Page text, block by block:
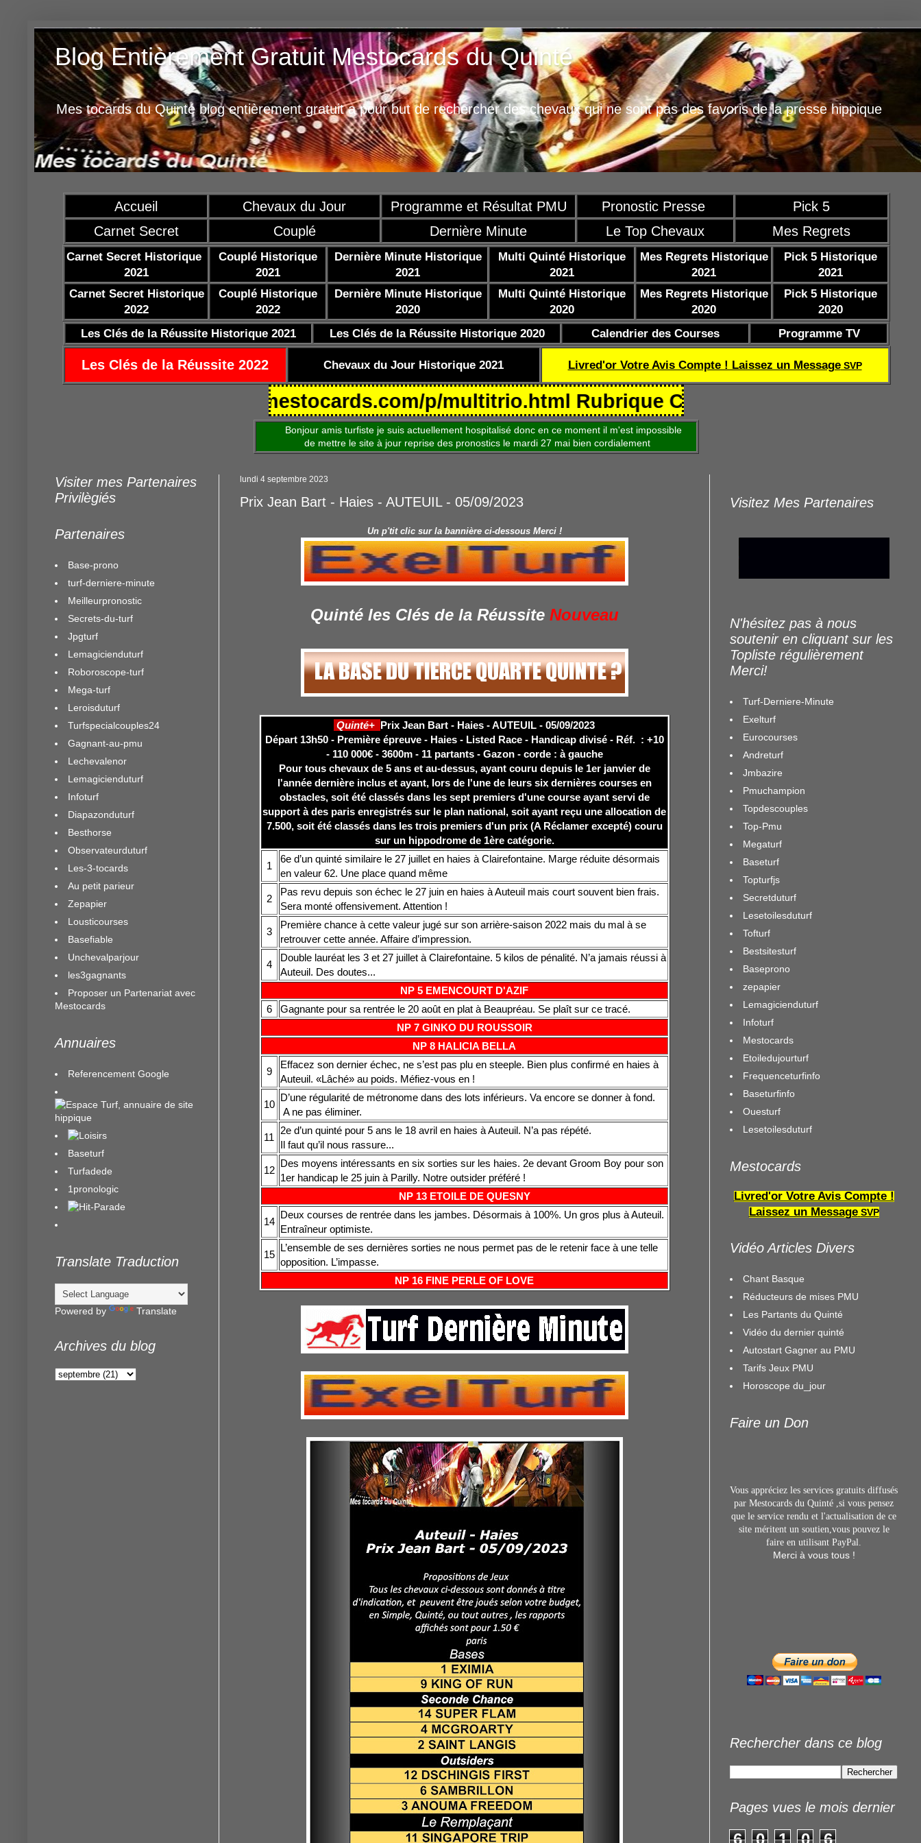
Blog Entièrement Gratuit Mestocards du Quinté
Mes tocards du Quinté blog entièrement gratuit a pour but de rechercher des chevaux qui ne sont pas des favoris de la presse hippique
Accueil Chevaux du Jour Programme et Résultat PMU Pronostic Presse
Pick 5
Carnet Secret
Couplé Dernière Minute Le Top Chevaux Mes Regrets
Carnet Secret Historique
2021
Couplé Historique
2021
Dernière Minute Historique
2021
Multi Quinté Historique
2021
Mes Regrets Historique
2021
Pick 5 Historique
2021
Carnet Secret Historique
2022
Couplé Historique
2022
Dernière Minute Historique
2020
Multi Quinté Historique
2020
Mes Regrets Historique
2020
Pick 5 Historique
2020
Les Clés de la Réussite Historique 2021
Les Clés de la Réussite Historique 2020 Calendrier des Courses Programme TV
Les Clés de la Réussite 2022 Chevaux du Jour Historique 2021 Livred'or Votre Avis Compte ! Laissez un MessageSVP
10/2021 https://www.mestocards.com/p/multitrio.html Rubrique Coef de réussite TQOQD 24
Bonjour amis turfiste je suis actuellement hospitalisé donc en ce moment il m'est impossible
de mettre le site à jour reprise des pronostics le mardi 27 mai bien cordialement
lundi 4 septembre 2023
Prix Jean Bart - Haies - AUTEUIL - 05/09/2023
Un p'tit clic sur la bannière ci-dessous Merci !
Quinté les Clés de la Réussite Nouveau
Quinté+ Prix Jean Bart - Haies - AUTEUIL - 05/09/2023
Départ 13h50 - Première épreuve - Haies - Listed Race - Handicap divisé - Réf. : +10
- 110 000€ - 3600m - 11 partants - Gazon - corde : à gauche
Pour tous chevaux de 5 ans et au-dessus, ayant couru depuis le 1er janvier de
l'année dernière inclus et ayant, lors de l'une de leurs six dernières courses en
obstacles, soit été classés dans les sept premiers d'une course ayant servi de
support à des paris enregistrés sur le plan national, soit ayant reçu une allocation de
7.500, soit été classés dans les trois premiers d'un prix (A Réclamer excepté) couru
sur un hippodrome de 1ère catégorie.
1
6e d’un quinté similaire le 27 juillet en haies à Clairefontaine. Marge réduite désormais
en valeur 62. Une place quand même
2
Pas revu depuis son échec le 27 juin en haies à Auteuil mais court souvent bien frais.
Sera monté offensivement. Attention !
3
Première chance à cette valeur jugé sur son arrière-saison 2022 mais du mal à se
retrouver cette année. Affaire d’impression.
4
Double lauréat les 3 et 27 juillet à Clairefontaine. 5 kilos de pénalité. N’a jamais réussi à
Auteuil. Des doutes...
NP 5 EMENCOURT D'AZIF
6
Gagnante pour sa rentrée le 20 août en plat à Beaupréau. Se plaît sur ce tracé.
NP 7 GINKO DU ROUSSOIR
NP 8 HALICIA BELLA
9
Effacez son dernier échec, ne s’est pas plu en steeple. Bien plus confirmé en haies à
Auteuil. «Lâché» au poids. Méfiez-vous en !
10
D’une régularité de métronome dans des lots inférieurs. Va encore se donner à fond.
A ne pas éliminer.
11
2e d’un quinté pour 5 ans le 18 avril en haies à Auteuil. N’a pas répété.
Il faut qu’il nous rassure...
12
Des moyens intéressants en six sorties sur les haies. 2e devant Groom Boy pour son
1er handicap le 25 juin à Parilly. Notre outsider préféré !
NP 13 ETOILE DE QUESNY
14
Deux courses de rentrée dans les jambes. Désormais à 100%. Un gros plus à Auteuil.
Entraîneur optimiste.
15
L’ensemble de ses dernières sorties ne nous permet pas de le retenir face à une telle
opposition. L’impasse.
NP 16 FINE PERLE OF LOVE
Visiter mes Partenaires
Privilègiés
Partenaires
Base-prono
turf-derniere-minute
Meilleurpronostic
Secrets-du-turf
Jpgturf
Lemagicienduturf
Roboroscope-turf
Mega-turf
Leroisduturf
Turfspecialcouples24
Gagnant-au-pmu
Lechevalenor
Lemagicienduturf
Infoturf
Diapazonduturf
Besthorse
Observateurduturf
Les-3-tocards
Au petit parieur
Zepapier
Lousticourses
Basefiable
Unchevalparjour
les3gagnants
Proposer un Partenariat avec
Mestocards
Annuaires
Referencement Google
Baseturf
Turfadede
1pronologic
Translate Traduction
Powered by Translate
Archives du blog
Visitez Mes Partenaires
N'hésitez pas à nous
soutenir en cliquant sur les
Topliste régulièrement
Merci!
Turf-Derniere-Minute
Exelturf
Eurocourses
Andreturf
Jmbazire
Pmuchampion
Topdescouples
Top-Pmu
Megaturf
Baseturf
Topturfjs
Secretduturf
Lesetoilesduturf
Tofturf
Bestsitesturf
Baseprono
zepapier
Lemagicienduturf
Infoturf
Mestocards
Etoiledujourturf
Frequenceturfinfo
Baseturfinfo
Ouesturf
Lesetoilesduturf
Mestocards
Livred'or Votre Avis Compte !
Laissez un Message SVP
Vidéo Articles Divers
Chant Basque
Réducteurs de mises PMU
Les Partants du Quinté
Vidéo du dernier quinté
Autostart Gagner au PMU
Tarifs Jeux PMU
Horoscope du_jour
Faire un Don
Vous appréciez les services gratuits diffusés
par Mestocards du Quinté ,si vous pensez
que le service rendu et l'actualisation de ce
site méritent un soutien,vous pouvez le
faire en utilisant PayPal.
Merci à vous tous !
Rechercher dans ce blog
Pages vues le mois dernier
6 0 1 0 6